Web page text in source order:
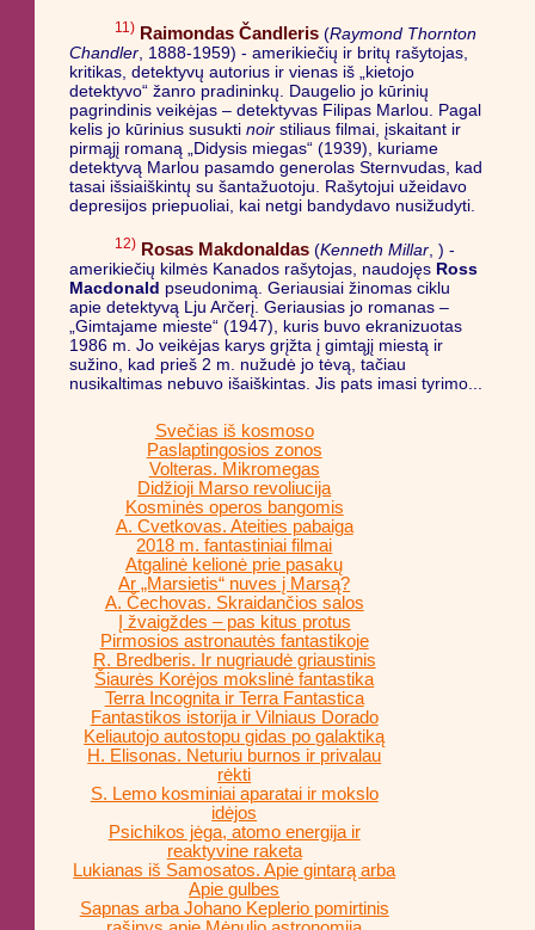
11) Raimondas Čandleris(Raymond Thornton
Chandler, 1888-1959) - amerikiečių ir britų rašytojas,
kritikas, detektyvų autorius ir vienas iš „kietojo
detektyvo“ žanro pradininkų. Daugelio jo kūrinių
pagrindinis veikėjas – detektyvas Filipas Marlou. Pagal
kelis jo kūrinius susukti noirstiliaus filmai, įskaitant ir
pirmąjį romaną „Didysis miegas“ (1939), kuriame
detektyvą Marlou pasamdo generolas Sternvudas, kad
tasai išsiaiškintų su šantažuotoju. Rašytojui užeidavo
depresijos priepuoliai, kai netgi bandydavo nusižudyti.
12) Rosas Makdonaldas(Kenneth Millar, ) -
amerikiečių kilmės Kanados rašytojas, naudojęs Ross
Macdonald pseudonimą. Geriausiai žinomas ciklu
apie detektyvą Lju Arčerį. Geriausias jo romanas –
„Gimtajame mieste“ (1947), kuris buvo ekranizuotas
1986 m. Jo veikėjas karys grįžta į gimtąjį miestą ir
sužino, kad prieš 2 m. nužudė jo tėvą, tačiau
nusikaltimas nebuvo išaiškintas. Jis pats imasi tyrimo...
Svečias iš kosmoso
Paslaptingosios zonos
Volteras. Mikromegas
Didžioji Marso revoliucija
Kosminės operos bangomis
A. Cvetkovas. Ateities pabaiga
2018 m. fantastiniai filmai
Atgalinė kelionė prie pasakų
Ar „Marsietis“ nuves į Marsą?
A. Čechovas. Skraidančios salos
Į žvaigždes – pas kitus protus
Pirmosios astronautės fantastikoje
R. Bredberis. Ir nugriaudė griaustinis
Šiaurės Korėjos mokslinė fantastika
Terra Incognita ir Terra Fantastica
Fantastikos istorija ir Vilniaus Dorado
Keliautojo autostopu gidas po galaktiką
H. Elisonas. Neturiu burnos ir privalau
rėkti
S. Lemo kosminiai aparatai ir mokslo
idėjos
Psichikos jėga, atomo energija ir
reaktyvine raketa
Lukianas iš Samosatos. Apie gintarą arba
Apie gulbes
Sapnas arba Johano Keplerio pomirtinis